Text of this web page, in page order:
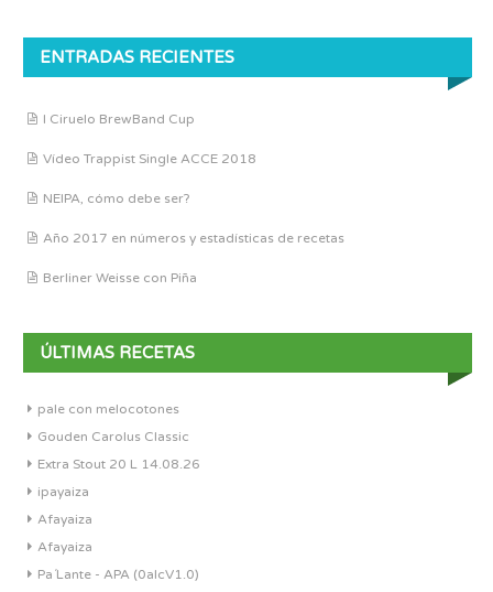
ENTRADAS RECIENTES
I Ciruelo BrewBand Cup
Vídeo Trappist Single ACCE 2018
NEIPA, cómo debe ser?
Año 2017 en números y estadísticas de recetas
Berliner Weisse con Piña
ÚLTIMAS RECETAS
pale con melocotones
Gouden Carolus Classic
Extra Stout 20 L 14.08.26
ipayaiza
Afayaiza
Afayaiza
Pa´Lante - APA (0alcV1.0)